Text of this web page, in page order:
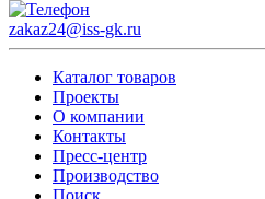
zakaz24@iss-gk.ru
Каталог товаров
Проекты
О компании
Контакты
Пресс-центр
Производство
Поиск